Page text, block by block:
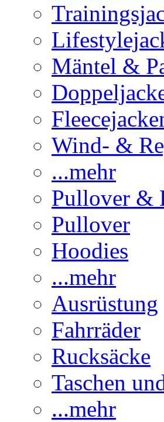
Mäntel &
Wind- &
...mehr
Pullover &
Pullover
Hoodies
...mehr
Ausrüstung
Fahrräder
Rucksäcke
Taschen
...mehr